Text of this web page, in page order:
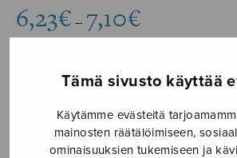
Tämä sivusto käyttää
Käytämme evästeitä
mainosten räätälöimiseen,
ominaisuuksien tukemiseen ja
6,23€ – 7,10€
Formaatti